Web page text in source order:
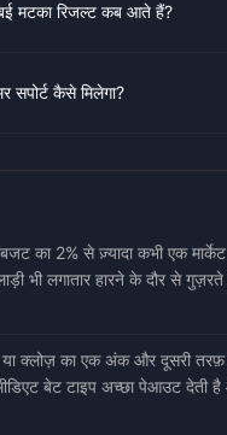
मटका रिजल्ट कब आते हैं?
सपोर्ट कैसे मिलेगा?
का 2% से ज़्यादा कभी एक
भी लगातार हारने के दौर से
क्लोज़ का एक अंक और दूसरी तरफ़
बेट टाइप अच्छा पेआउट